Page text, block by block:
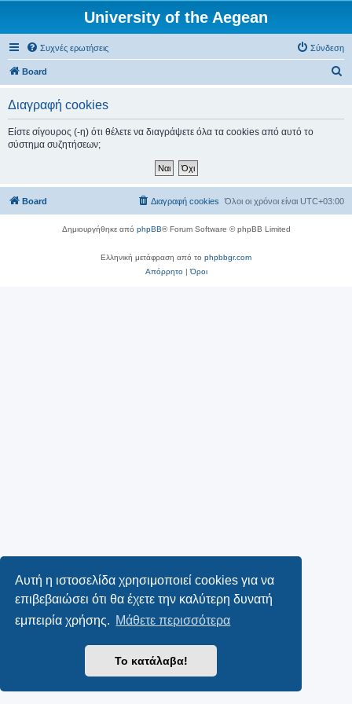
Αυτή η ιστοσελίδα χρησιμοποιεί cookies για να
επιβεβαιώσει ότι θα έχετε την καλύτερη δυνατή
εμπειρία χρήσης. Μάθετε περισσότερα
Το κατάλαβα!
University of the Aegean
Συχνές ερωτήσεις Σύνδεση
Board
σ
Διαγραφή cookies
Είστε σίγουρος (-η) ότι θέλετε να διαγράψετε όλα τα cookies από αυτό το
σύστημα συζητήσεων;
Board Όλοι οι χρόνοι είναι UTC+03:00
Διαγραφή cookies
Δημιουργήθηκε από phpBB® Forum Software © phpBB Limited
Ελληνική μετάφραση από το phpbbgr.com
Απόρρητο|Όροι